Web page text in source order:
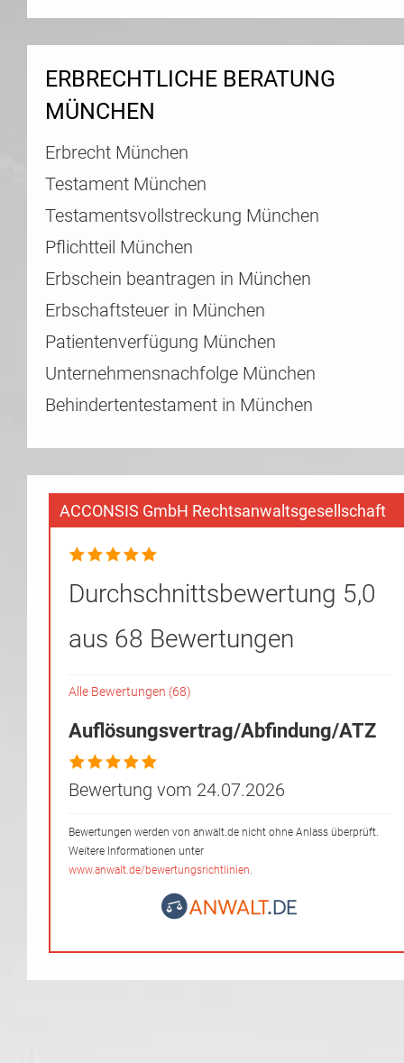
ERBRECHTLICHE BERATUNG
MÜNCHEN
Erbrecht München
Testament München
Testamentsvollstreckung München
Pflichtteil München
Erbschein beantragen in München
Erbschaftsteuer in München
Patientenverfügung München
Unternehmensnachfolge München
Behindertentestament in München
ACCONSIS GmbH Rechtsanwaltsgesellschaft
Durchschnittsbewertung 5,0
aus 68 Bewertungen
Alle Bewertungen (68)
Auflösungsvertrag/Abfindung/ATZ
Bewertung vom 24.07.2026
Bewertungen werden von anwalt.de nicht ohne Anlass überprüft.
Weitere Informationen unter
www.anwalt.de/bewertungsrichtlinien